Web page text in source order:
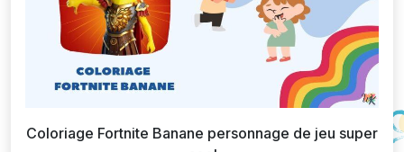
Coloriage Fortnite Banane personnage de jeu super